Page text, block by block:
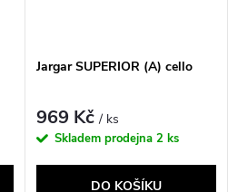
Jargar SUPERIOR (A) cello
969 Kč/ ks
Skladem prodejna 2 ks
DO KOŠÍKU